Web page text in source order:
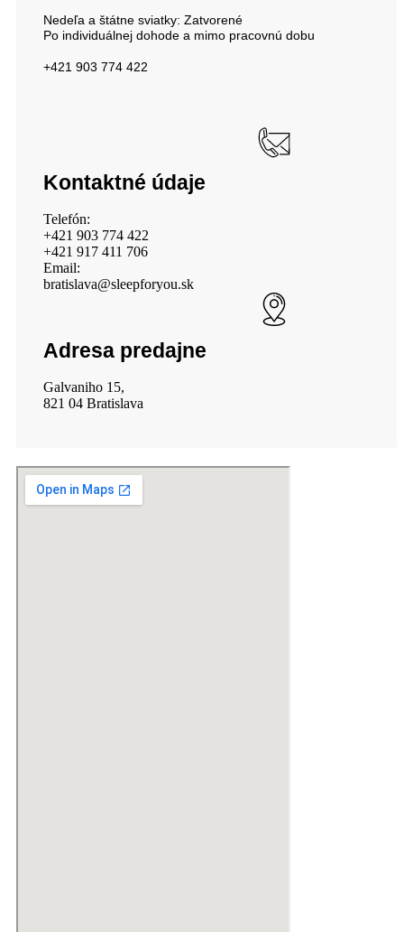
Nedeľa a štátne sviatky: Zatvorené
Po individuálnej dohode a mimo pracovnú dobu
+421 903 774 422
Kontaktné údaje
Telefón:
+421 903 774 422
+421 917 411 706
Email:
bratislava@sleepforyou.sk
Adresa predajne
Galvaniho 15,
821 04 Bratislava